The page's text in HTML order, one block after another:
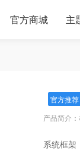
官方商城 主
官方推荐
产品简介
系统框架